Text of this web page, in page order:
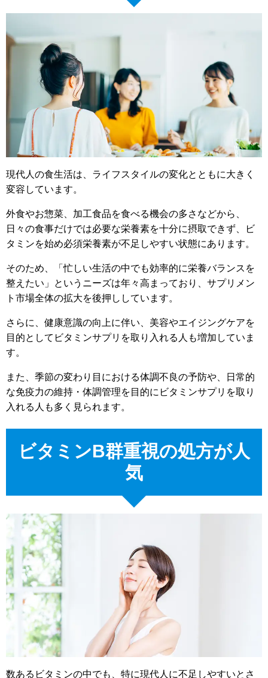
現代人の食生活は、ライフスタイルの変化とともに大きく
変容しています。
外食やお惣菜、加工食品を食べる機会の多さなどから、
日々の食事だけでは必要な栄養素を十分に摂取できず、ビ
タミンを始め必須栄養素が不足しやすい状態にあります。
そのため、「忙しい生活の中でも効率的に栄養バランスを
整えたい」というニーズは年々高まっており、サプリメン
ト市場全体の拡大を後押ししています。
さらに、健康意識の向上に伴い、美容やエイジングケアを
目的としてビタミンサプリを取り入れる人も増加していま
す。
また、季節の変わり目における体調不良の予防や、日常的
な免疫力の維持・体調管理を目的にビタミンサプリを取り
入れる人も多く見られます。
ビタミンB群重視の処方が人
気
数あるビタミンの中でも、特に現代人に不足しやすいとさ